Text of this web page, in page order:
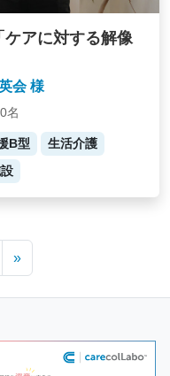
アに対する解像
会 様
名
B型
生活介護
»